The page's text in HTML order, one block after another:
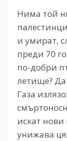
Нима той
и умират,
преди 70
по-добри
летище? Да
Газа
искат
унижава